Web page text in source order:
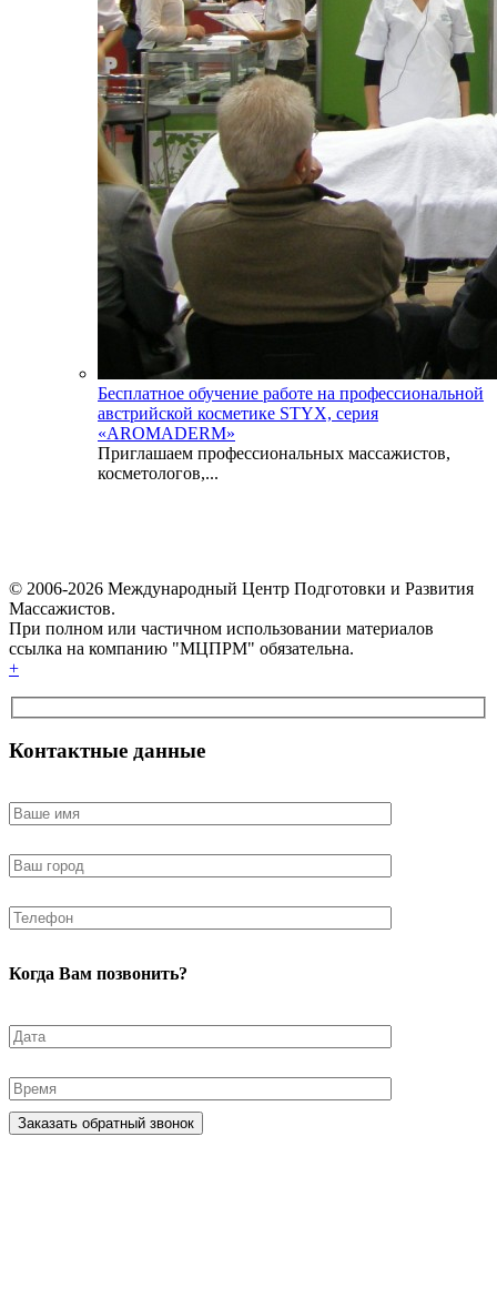
Бесплатное обучение работе на профессиональной
австрийской косметике STYX, серия
«AROMADERM»
Приглашаем профессиональных массажистов,
косметологов,...
© 2006-2026 Международный Центр Подготовки и Развития
Массажистов.
При полном или частичном использовании материалов
ссылка на компанию "МЦПРМ" обязательна.
+
Контактные данные
Когда Вам позвонить?